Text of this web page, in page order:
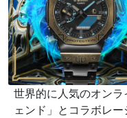
世界的に人気のオン
ェンド」とコラボレー